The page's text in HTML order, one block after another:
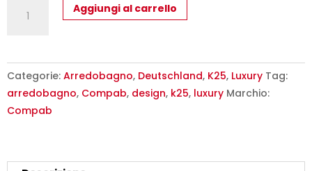
luxury
arredo
bagno
x
Aggiungi al carrello
Categorie: Arredobagno, Deutschland, K25, Luxury Tag:
arredobagno, Compab, design, k25, luxury Marchio:
Compab